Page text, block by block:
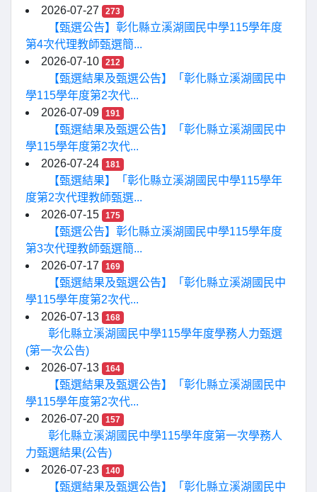
2026-07-27
273
【甄選公告】彰化縣立溪湖國民中學115學年度
第4次代理教師甄選簡...
2026-07-10
212
【甄選結果及甄選公告】「彰化縣立溪湖國民中
學115學年度第2次代...
2026-07-09
191
【甄選結果及甄選公告】「彰化縣立溪湖國民中
學115學年度第2次代...
2026-07-24
181
【甄選結果】「彰化縣立溪湖國民中學115學年
度第2次代理教師甄選...
2026-07-15
175
【甄選公告】彰化縣立溪湖國民中學115學年度
第3次代理教師甄選簡...
2026-07-17
169
【甄選結果及甄選公告】「彰化縣立溪湖國民中
學115學年度第2次代...
2026-07-13
168
彰化縣立溪湖國民中學115學年度學務人力甄選
(第一次公告)
2026-07-13
164
【甄選結果及甄選公告】「彰化縣立溪湖國民中
學115學年度第2次代...
2026-07-20
157
彰化縣立溪湖國民中學115學年度第一次學務人
力甄選結果(公告)
2026-07-23
140
【甄選結果及甄選公告】「彰化縣立溪湖國民中